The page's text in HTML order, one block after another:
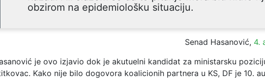
obzirom na epidemiološku situaciju.
Senad Hasanović, 4.
je ovo izjavio dok je akutuelni kandidat za ministarsku
Kako nije bilo dogovora koalicionih partnera u KS, DF je 10.